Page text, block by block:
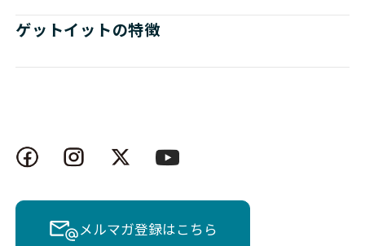
ゲットイットの特徴
メルマガ登録はこちら